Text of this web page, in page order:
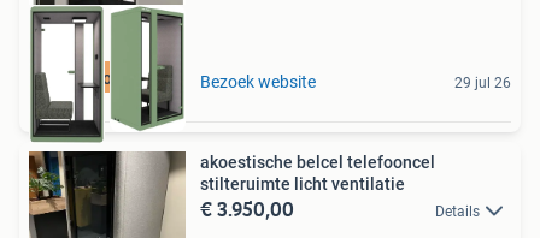
Best beoordeeld Bezoek website 29 jul 26
akoestische belcel telefooncel
stilteruimte licht ventilatie
€ 3.950,00 Details